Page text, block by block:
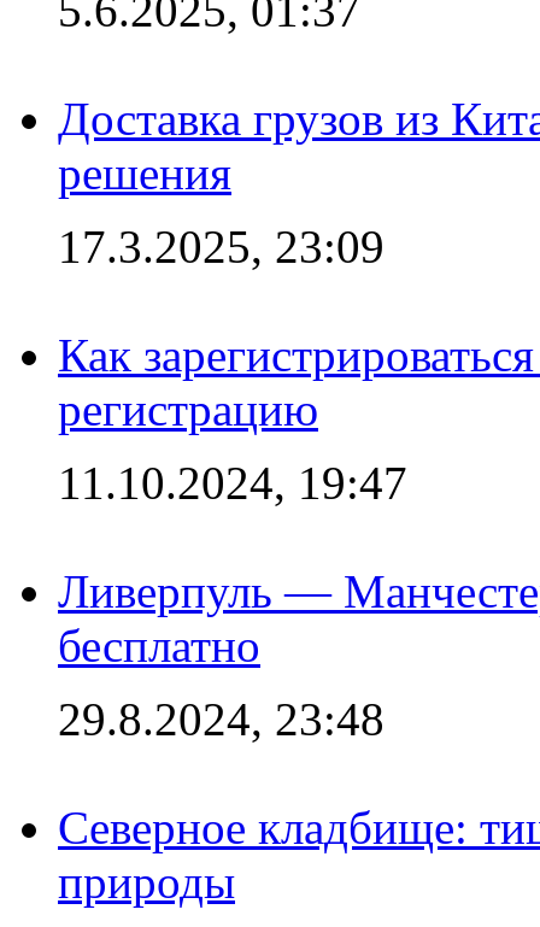
Доставка грузов из
решения
17.3.2025, 23:09
Как
регистрацию
11.10.2024, 19:47
Ливерпуль —
бесплатно
29.8.2024, 23:48
Северное кладбище:
природы